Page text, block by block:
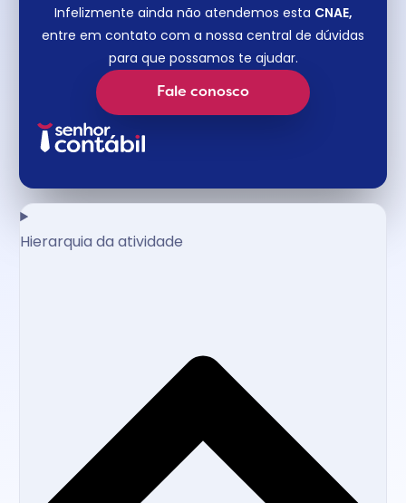
Infelizmente ainda não atendemos esta CNAE,
entre em contato com a nossa central de dúvidas
para que possamos te ajudar.
Fale conosco
Hierarquia da atividade